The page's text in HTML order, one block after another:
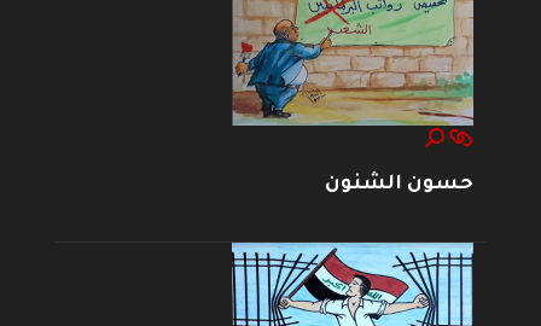
حسون الشنون